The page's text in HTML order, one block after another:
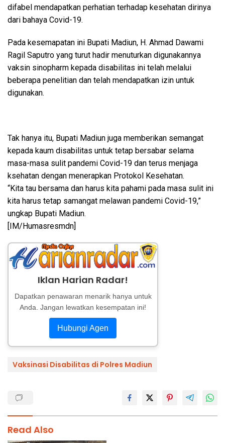
difabel mendapatkan perhatian terhadap kesehatan dirinya
dari bahaya Covid-19.
Pada kesemapatan ini Bupati Madiun, H. Ahmad Dawami
Ragil Saputro yang turut hadir menuturkan digunakannya
vaksin sinopharm kepada disabilitas ini telah melalui
beberapa penelitian dan telah mendapatkan izin untuk
digunakan.
Tak hanya itu, Bupati Madiun juga memberikan semangat
kepada kaum disabilitas untuk tetap bersabar selama
masa-masa sulit pandemi Covid-19 dan terus menjaga
ksehatan dengan menerapkan Protokol Kesehatan.
“Kita tau bersama dan harus kita pahami pada masa sulit ini
kita harus tetap samangat melawan pandemi Covid-19,”
ungkap Bupati Madiun.
[IM/Humasresmdn]
Iklan Harian Radar!
Dapatkan penawaran menarik hanya untuk
Anda. Jangan lewatkan kesempatan ini!
Hubungi Agen
Vaksinasi Disabilitas di Polres Madiun
Read Also